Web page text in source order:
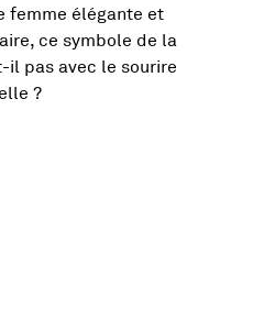
femme élégante et
ce symbole de la
pas avec le sourire
?